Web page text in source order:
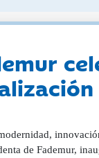
de Fademur,